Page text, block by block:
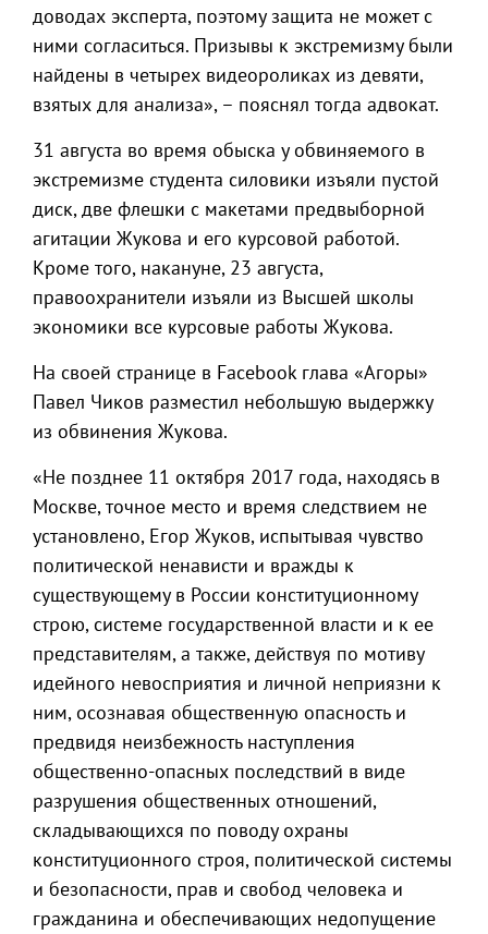
доводах эксперта, поэтому защита не может с
ними согласиться. Призывы к экстремизму были
найдены в четырех видеороликах из девяти,
взятых для анализа», – пояснял тогда адвокат.
31 августа во время обыска у обвиняемого в
экстремизме студента силовики изъяли пустой
диск, две флешки с макетами предвыборной
агитации Жукова и его курсовой работой.
Кроме того, накануне, 23 августа,
правоохранители изъяли из Высшей школы
экономики все курсовые работы Жукова.
На своей странице в Facebook глава «Агоры»
Павел Чиков разместил небольшую выдержку
из обвинения Жукова.
«Не позднее 11 октября 2017 года, находясь в
Москве, точное место и время следствием не
установлено, Егор Жуков, испытывая чувство
политической ненависти и вражды к
существующему в России конституционному
строю, системе государственной власти и к ее
представителям, а также, действуя по мотиву
идейного невосприятия и личной неприязни к
ним, осознавая общественную опасность и
предвидя неизбежность наступления
общественно-опасных последствий в виде
разрушения общественных отношений,
складывающихся по поводу охраны
конституционного строя, политической системы
и безопасности, прав и свобод человека и
гражданина и обеспечивающих недопущение